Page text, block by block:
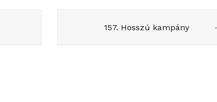
157. Hosszú kampány